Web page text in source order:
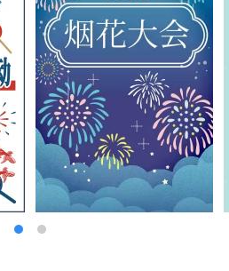
从材料到家具、物品和配件。 它
人的聚会场所”，邀请寻求真实
度放松的体验。 名古屋雷索
精致的空间，您可以在这里感受到
慧的气息。 适合成年人放松的酒
山脉。清澈的
净化你的灵魂。 岐阜市拥有美丽
是一座与水和谐相处、拥有悠久历
一的天然瀑布，其水源来自桃岳的
、秋、冬四季景色各有不同，每
水中的人们的情